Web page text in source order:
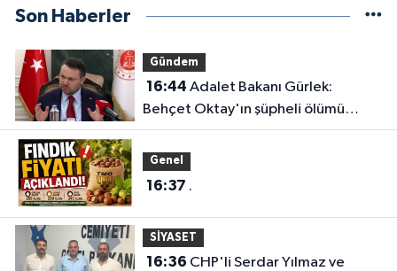
Son Haberler
Gündem
16:44
Behçet Oktay'ın şüpheli ölümü
yeniden kapsamlı şekilde
incelenecek
Genel
16:37 .
SİYASET
16:36